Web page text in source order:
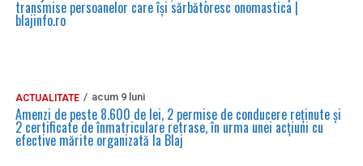
transmise persoanelor care îşi sărbătoresc onomastica |
blajinfo.ro
ACTUALITATE acum 9 luni
Amenzi de peste 8.600 de lei, 2 permise de conducere reținute și
2 certificate de înmatriculare retrase, în urma unei acțiuni cu
efective mărite organizată la Blaj